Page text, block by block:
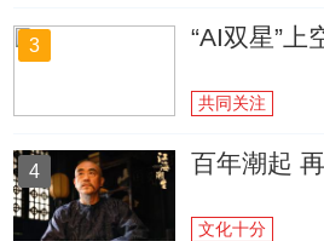
3 “AI双星”上
共同关注
4 百年潮起
文化十分